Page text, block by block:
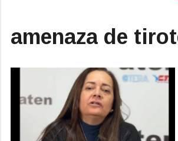
amenaza de